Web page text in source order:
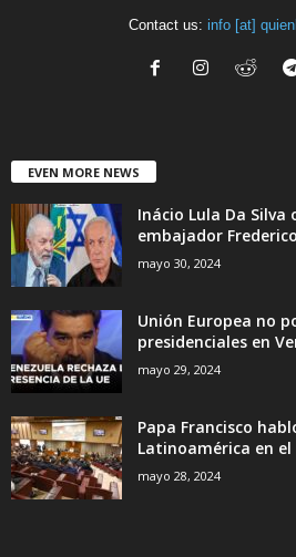
Contact us: info [at]
EVEN MORE NEWS
Inácio Lula Da
embajador
mayo 30, 2024
Unión Europea no
presidenciales en
mayo 29, 2024
Papa Francisco
Latinoamérica en el
mayo 28, 2024